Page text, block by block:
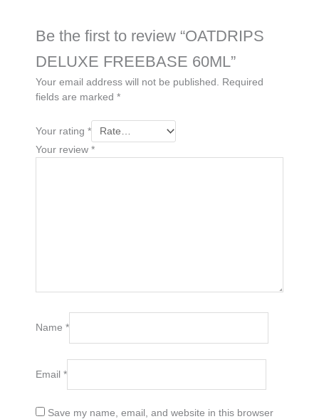
Be the first to review “OATDRIPS
DELUXE FREEBASE 60ML”
Your email address will not be published. Required
fields are marked*
Your rating*
Your review*
Name*
Email*
Save my name, email, and website in this browser